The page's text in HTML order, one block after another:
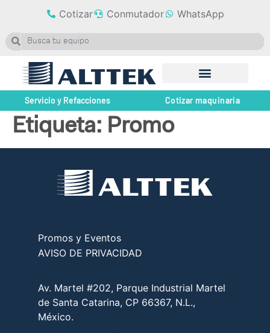
Cotizar Conmutador WhatsApp
Servicio y Refacciones Cotizar maquinaria
Etiqueta: Promo
Promos y Eventos
AVISO DE PRIVACIDAD
Av. Martel #202, Parque Industrial Martel
de Santa Catarina, CP 66367, N.L.,
México.